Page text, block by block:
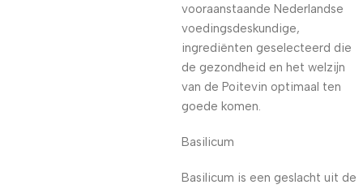
vooraanstaande Nederlandse
voedingsdeskundige,
ingrediënten geselecteerd die
de gezondheid en het welzijn
van de Poitevin optimaal ten
goede komen.
Basilicum
Basilicum is een geslacht uit de